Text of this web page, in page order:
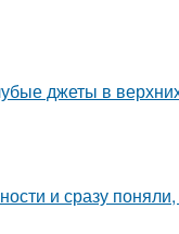
джеты в
и сразу поняли,